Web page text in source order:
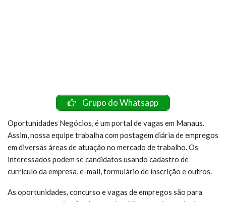
Grupo do Whatsapp
Oportunidades Negócios, é um portal de vagas em Manaus.
Assim, nossa equipe trabalha com postagem diária de empregos
em diversas áreas de atuação no mercado de trabalho. Os
interessados podem se candidatos usando cadastro de
currículo da empresa, e-mail, formulário de inscrição e outros.
As oportunidades, concurso e vagas de empregos são para